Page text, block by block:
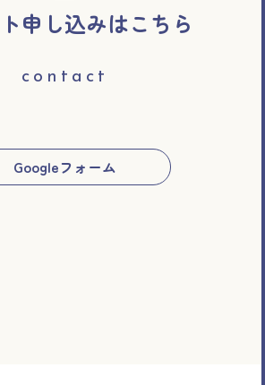
申し込みはこちら
contact
Googleフォーム